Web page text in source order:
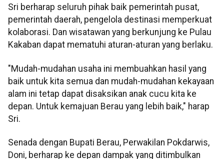
Sri berharap seluruh pihak baik pemerintah pusat,
pemerintah daerah, pengelola destinasi memperkuat
kolaborasi. Dan wisatawan yang berkunjung ke Pulau
Kakaban dapat mematuhi aturan-aturan yang berlaku.
"Mudah-mudahan usaha ini membuahkan hasil yang
baik untuk kita semua dan mudah-mudahan kekayaan
alam ini tetap dapat disaksikan anak cucu kita ke
depan. Untuk kemajuan Berau yang lebih baik," harap
Sri.
Senada dengan Bupati Berau, Perwakilan Pokdarwis,
Doni, berharap ke depan dampak yang ditimbulkan